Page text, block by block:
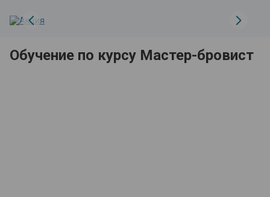
Обучение по курсу Мастер-бровист